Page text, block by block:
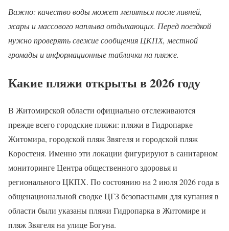
Важно: качество воды может меняться после ливней,
жары и массового наплыва отдыхающих. Перед поездкой
нужно проверять свежие сообщения ЦКПХ, местной
громады и информационные таблички на пляже.
Какие пляжи открыты в 2026 году
В Житомирской области официально отслеживаются
прежде всего городские пляжи: пляжи в Гидропарке
Житомира, городской пляж Звягеля и городской пляж
Коростеня. Именно эти локации фигурируют в санитарном
мониторинге Центра общественного здоровья и
регионального ЦКПХ. По состоянию на 2 июля 2026 года в
общенациональной сводке ЦГЗ безопасными для купания в
области были указаны пляжи Гидропарка в Житомире и
пляж Звягеля на улице Богуна.